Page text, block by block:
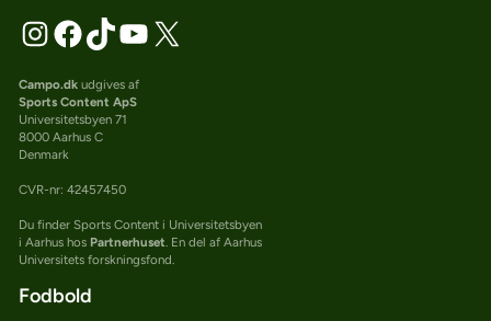
Campo.dkudgives af
Sports Content ApS
Universitetsbyen 71
8000 Aarhus C
Denmark
CVR-nr: 42457450
Du finder Sports Content i Universitetsbyen
i Aarhus hos Partnerhuset . En del af Aarhus
Universitets forskningsfond.
Fodbold